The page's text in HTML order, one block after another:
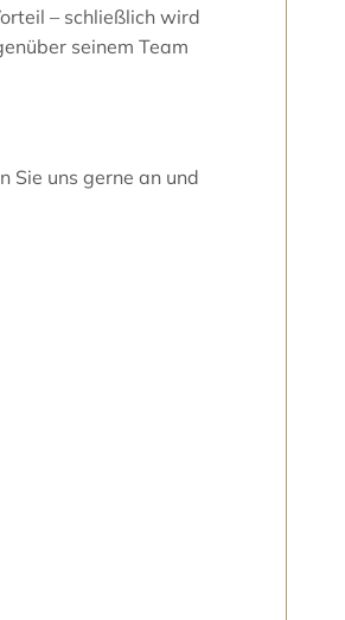
– schließlich wird
seinem Team
Sie uns gerne an und